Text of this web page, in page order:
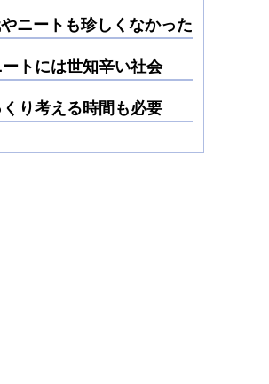
ニートも珍しくなかった
トには世知辛い社会
り考える時間も必要